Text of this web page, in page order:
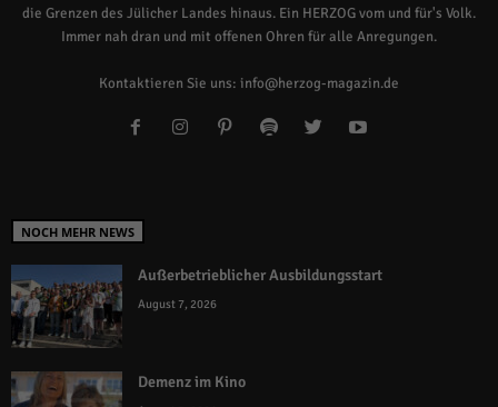
die Grenzen des Jülicher Landes hinaus. Ein HERZOG vom und für's Volk.
Immer nah dran und mit offenen Ohren für alle Anregungen.
Kontaktieren Sie uns: info@herzog-magazin.de
NOCH MEHR NEWS
Außerbetrieblicher Ausbildungsstart
August 7, 2026
Demenz im Kino